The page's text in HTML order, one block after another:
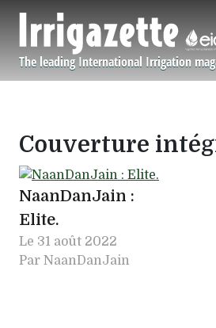
The leading International Irrigation
Navigation principale
Couverture
NaanDanJain :
Elite.
Le 31 août 2022
Par NaanDanJain